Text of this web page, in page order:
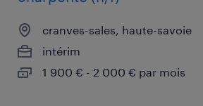
cranves-sales, haute-savoie
intérim
1 900 € - 2 000 € par mois